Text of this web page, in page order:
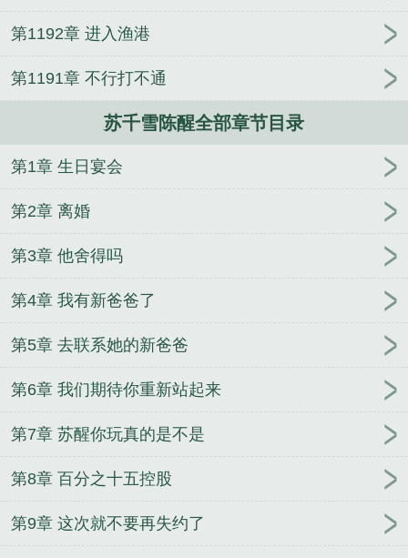
第1192章 进入渔港
第1191章 不行打不通
苏千雪陈醒全部章节目录
第1章 生日宴会
第2章 离婚
第3章 他舍得吗
第4章 我有新爸爸了
第5章 去联系她的新爸爸
第6章 我们期待你重新站起来
第7章 苏醒你玩真的是不是
第8章 百分之十五控股
第9章 这次就不要再失约了